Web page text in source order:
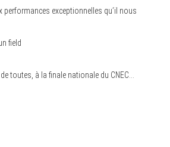
exceptionnelles qu’il nous
field
toutes, à la finale nationale du CNEC…